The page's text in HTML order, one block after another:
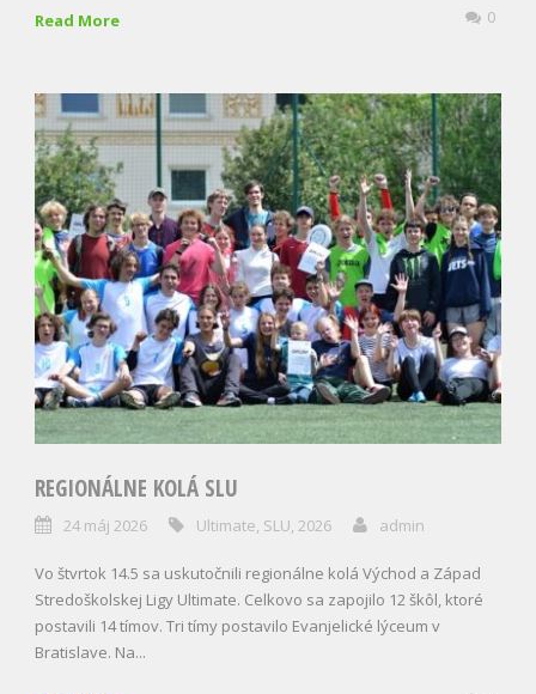
Read More 0
REGIONÁLNE KOLÁ SLU
24 máj 2026 Ultimate, SLU, 2026 admin
Vo štvrtok 14.5 sa uskutočnili regionálne kolá Východ a Západ
Stredoškolskej Ligy Ultimate. Celkovo sa zapojilo 12 škôl, ktoré
postavili 14 tímov. Tri tímy postavilo Evanjelické lýceum v
Bratislave. Na...